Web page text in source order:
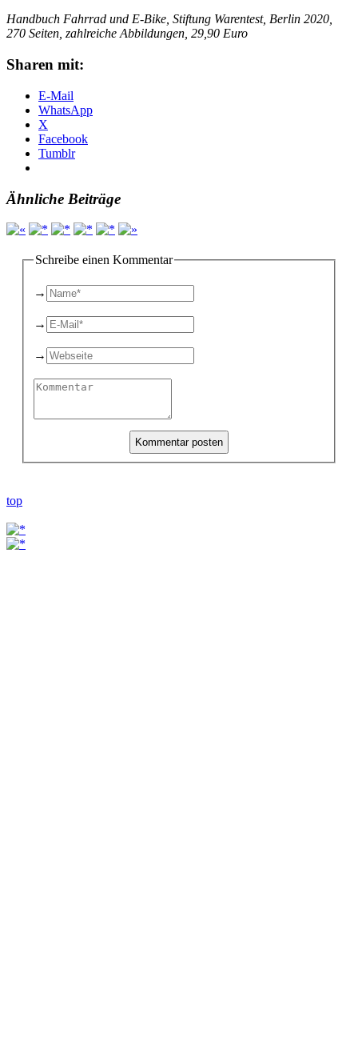
Handbuch Fahrrad und E-Bike, Stiftung Warentest, Berlin 2020,
270 Seiten, zahlreiche Abbildungen, 29,90 Euro
Sharen mit:
E-Mail
WhatsApp
X
Facebook
Tumblr
Ähnliche Beiträge
Schreibe einen Kommentar
→
→
→
top